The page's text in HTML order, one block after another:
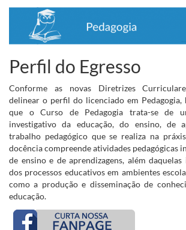
Perfil do Egresso
Conforme as novas Diretrizes
delinear o perfil do licenciado em Pedagogia,
que o Curso de Pedagogia trata-se de
investigativo da educação, do ensino, de
trabalho pedagógico que se realiza na
docência compreende atividades pedagógicas
de ensino e de aprendizagens, além
dos processos educativos em ambientes
como a produção e disseminação de
educação.